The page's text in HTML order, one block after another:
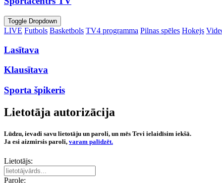
Toggle Dropdown
LIVE Futbols Basketbols TV4 programma Pilnas spēles Hokejs
Lasītava
Klausītava
Sporta špikeris
Lietotāja autorizācija
Lūdzu, ievadi savu lietotāju un paroli, un mēs Tevi ielaidīsim iekšā.
Ja esi aizmirsis paroli, varam palīdzēt.
Lietotājs:
Parole: